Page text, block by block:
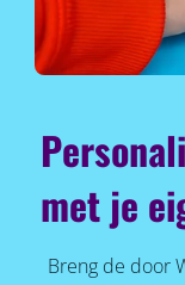
met je
Breng de door